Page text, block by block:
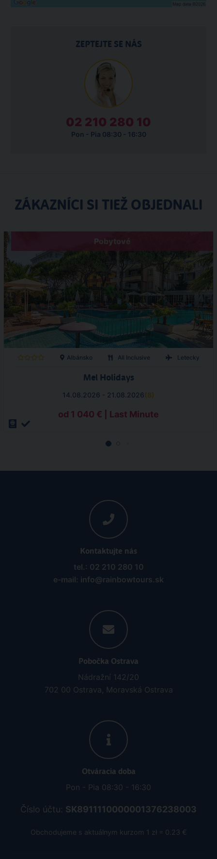
ZEPTEJTE SE NÁS
02 210 280 10
Pon - Pia 08:30 - 16:30
ZÁKAZNÍCI SI TIEŽ OBJEDNALI
Pobytové
Albánsko All Inclusive Letecky
Mel Holidays
14.08.2026 - 21.08.2026(8)
od 1 040 € | Last Minute
Kontaktujte nás
tel.: 02 210 280 10
e-mail: info@rainbowtours.sk
Pobočka Ostrava
Nádražní 142/20
702 00 Ostrava, Moravská Ostrava
Otváracia doba
Pon - Pia 08:30 - 16:30
Číslo účtu: SK8911110000001376238003
Obchodujeme s aktuálnym kurzom 1 zł = 0.23 €